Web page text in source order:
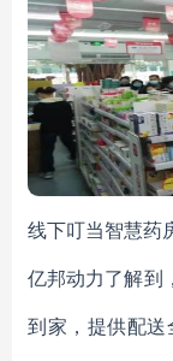
线下叮当智慧药
亿邦动力了解到
到家，提供配送